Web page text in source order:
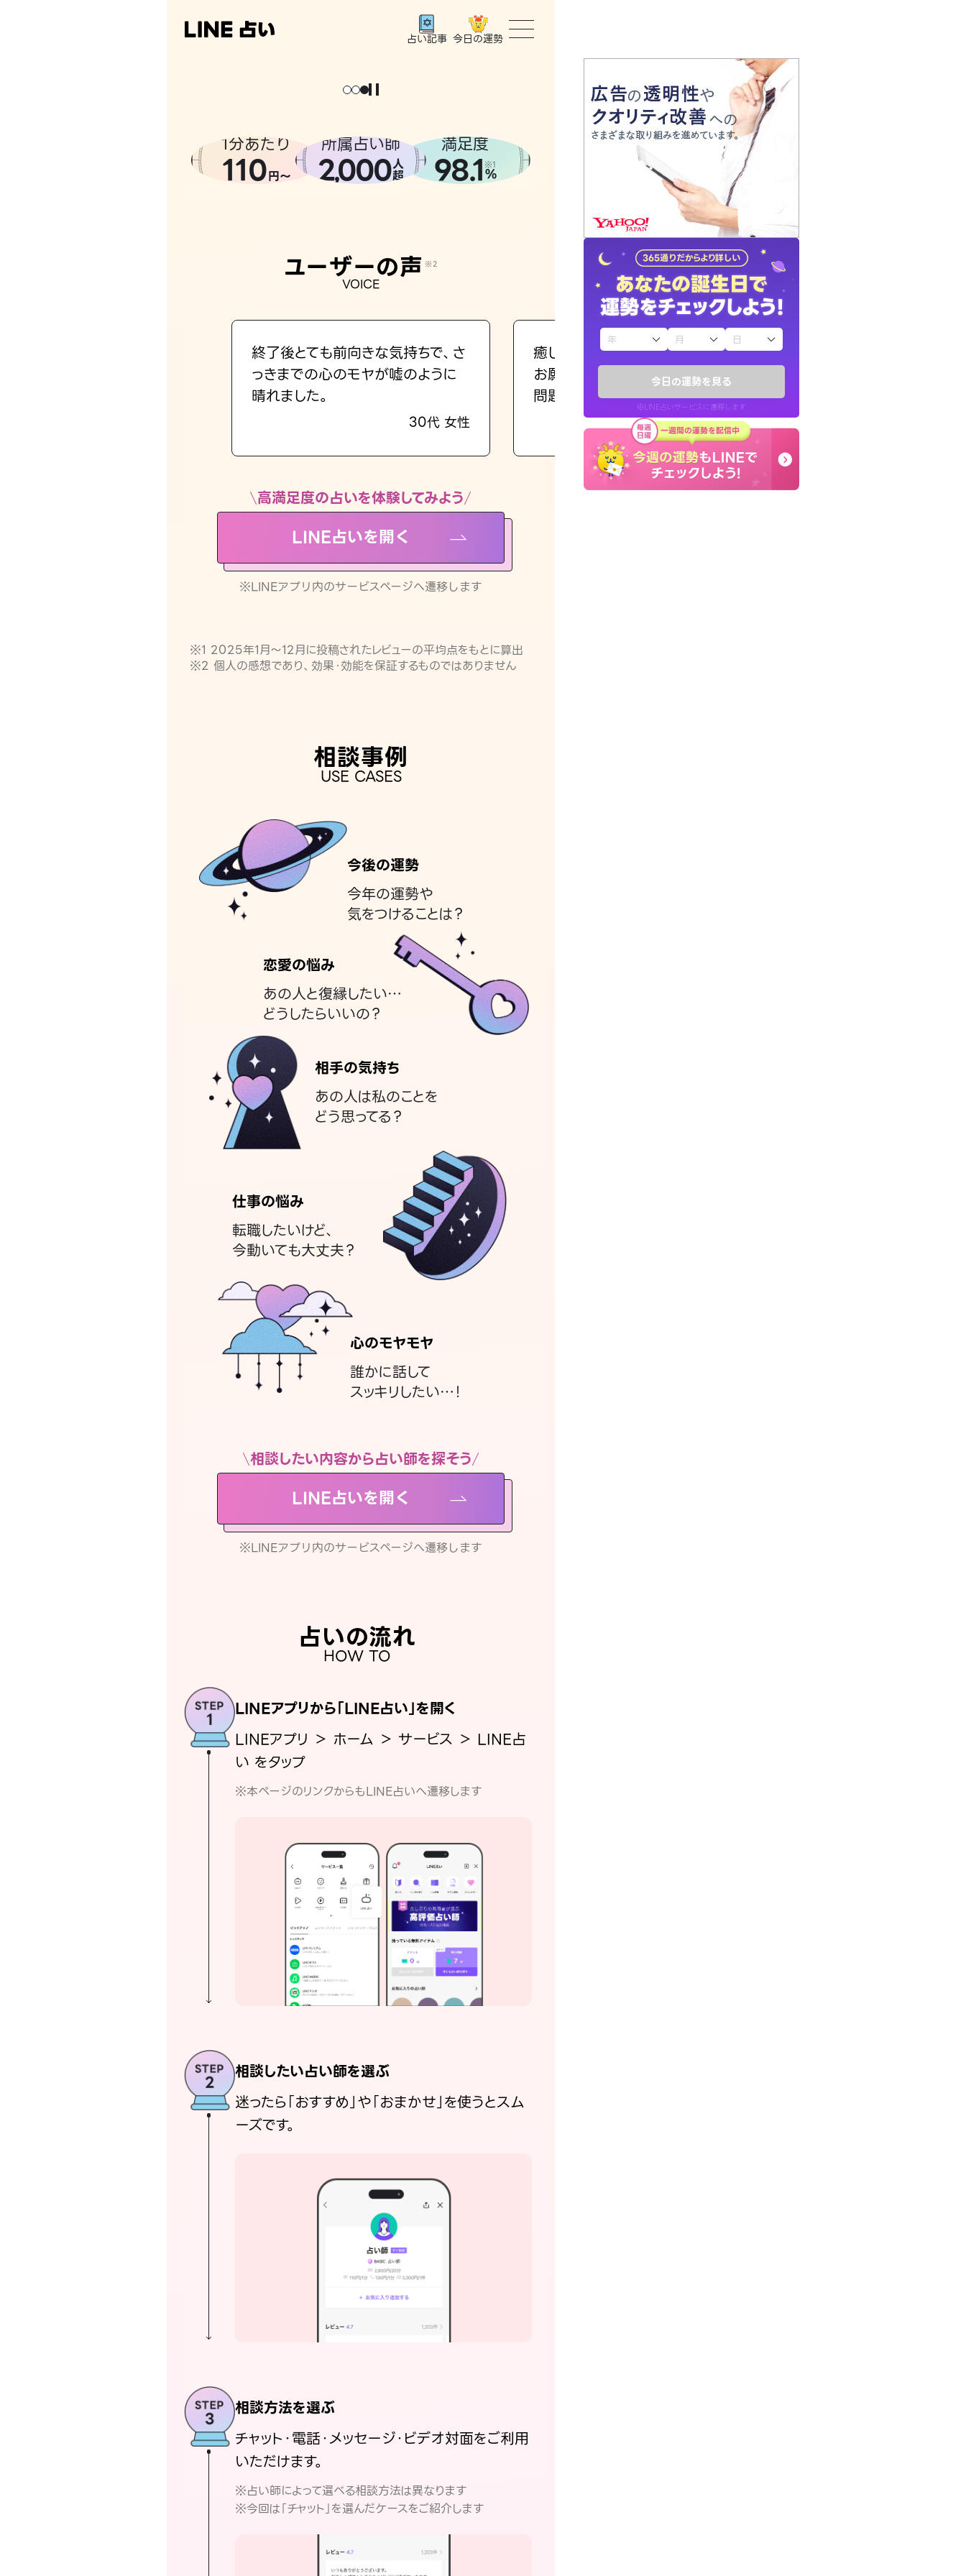
今日の運勢を見る
※LINE占いサービスに遷移します
占い記事 今日の運勢
トップ
ユーザーの声
占いの流れ
おすすめの占い師
よくある質問
えもじの子（占）12星座占い
お知らせ
1分あたり
110円〜
所属占い師
2,000人
超
満足度
98.1 ※1
%
ユーザーの声 ※2
VOICE
終了後とても前向きな気持ちで、さ
っきまでの心のモヤが嘘のように
晴れました。
30代 女性
癒し系でおしゃべりしたくて鑑定を
お願いしてます(笑)
問題解決もピカイチ！
50代 女性
高満足度の占いを体験してみよう
LINE占いを開く
※LINEアプリ内のサービスページへ遷移します
※1 2025年1月〜12月に投稿されたレビューの平均点をもとに算出
※2 個人の感想であり、効果・効能を保証するものではありません
相談事例
USE CASES
今後の運勢
今年の運勢や
気をつけることは？
恋愛の悩み
あの人と復縁したい…
どうしたらいいの？
相手の気持ち
あの人は私のことを
どう思ってる？
仕事の悩み
転職したいけど、
今動いても大丈夫？
心のモヤモヤ
誰かに話して
スッキリしたい…！
相談したい内容から占い師を探そう
LINE占いを開く
※LINEアプリ内のサービスページへ遷移します
占いの流れ
HOW TO
LINEアプリから「LINE占い」を開く
LINEアプリ ＞ ホーム ＞ サービス ＞ LINE占
い をタップ
※本ページのリンクからもLINE占いへ遷移します
相談したい占い師を選ぶ
迷ったら「おすすめ」や「おまかせ」を使うとスム
ーズです。
相談方法を選ぶ
チャット・電話・メッセージ・ビデオ対面をご利用
いただけます。
※占い師によって選べる相談方法は異なります
※今回は「チャット」を選んだケースをご紹介します